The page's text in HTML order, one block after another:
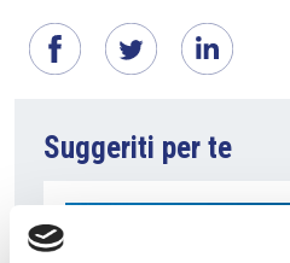
Suggeriti per te